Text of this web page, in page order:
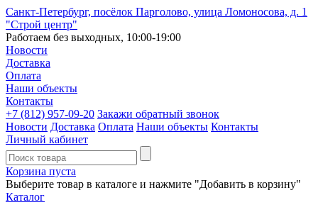
Санкт-Петербург, посёлок Парголово, улица Ломоносова, д. 1
"Строй центр"
Работаем без выходных, 10:00-19:00
Новости
Доставка
Оплата
Наши объекты
Контакты
+7 (812) 957-09-20 Закажи обратный звонок
Новости Доставка Оплата Наши объекты Контакты
Личный кабинет
Корзина пуста
Выберите товар в каталоге и нажмите "Добавить в корзину"
Каталог